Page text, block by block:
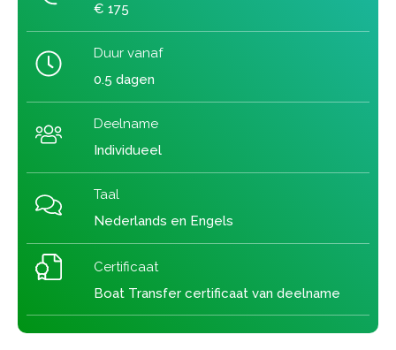
€ 175
Duur vanaf
0.5 dagen
Deelname
Individueel
Taal
Nederlands en Engels
Certificaat
Boat Transfer certificaat van deelname